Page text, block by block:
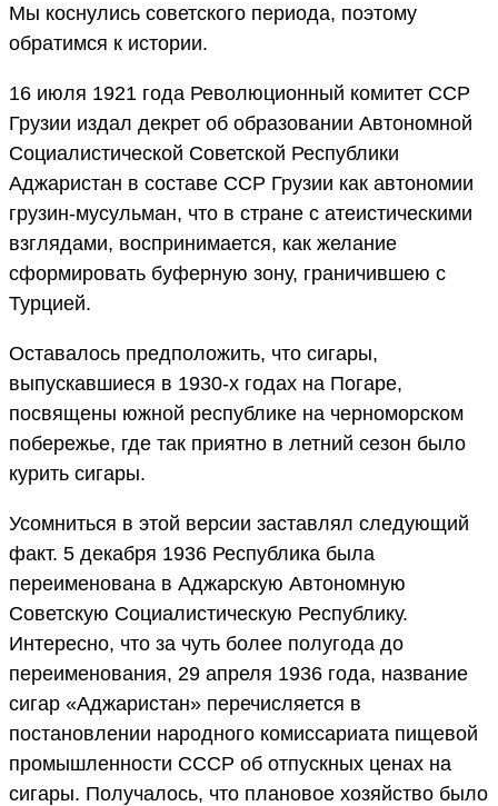
Мы коснулись советского периода, поэтому
обратимся к истории.
16 июля 1921 года Революционный комитет ССР
Грузии издал декрет об образовании Автономной
Социалистической Советской Республики
Аджаристан в составе ССР Грузии как автономии
грузин-мусульман, что в стране с атеистическими
взглядами, воспринимается, как желание
сформировать буферную зону, граничившею с
Турцией.
Оставалось предположить, что сигары,
выпускавшиеся в 1930-х годах на Погаре,
посвящены южной республике на черноморском
побережье, где так приятно в летний сезон было
курить сигары.
Усомниться в этой версии заставлял следующий
факт. 5 декабря 1936 Республика была
переименована в Аджарскую Автономную
Советскую Социалистическую Республику.
Интересно, что за чуть более полугода до
переименования, 29 апреля 1936 года, название
сигар «Аджаристан» перечисляется в
постановлении народного комиссариата пищевой
промышленности СССР об отпускных ценах на
сигары. Получалось, что плановое хозяйство было